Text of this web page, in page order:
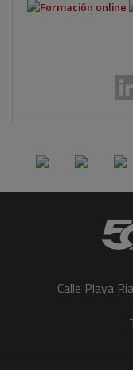
Calle Playa